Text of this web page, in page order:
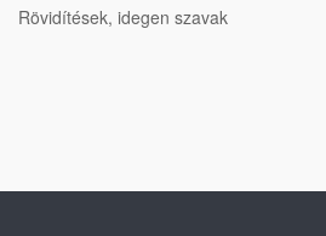
Rövidítések, idegen szavak